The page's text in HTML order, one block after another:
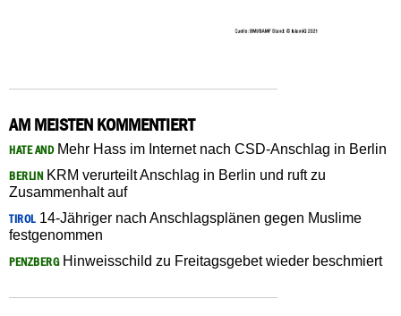
AM MEISTEN KOMMENTIERT
HATE ANDMehr Hass im Internet nach CSD-Anschlag in Berlin
BERLIN KRM verurteilt Anschlag in Berlin und ruft zu
Zusammenhalt auf
TIROL14-Jähriger nach Anschlagsplänen gegen Muslime
festgenommen
PENZBERGHinweisschild zu Freitagsgebet wieder beschmiert